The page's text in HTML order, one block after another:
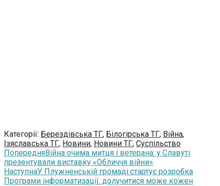
Категорії: Берездівська ТГ, Білогірська ТГ, Війна,
Ізяславська ТГ, Новини, Новини ТГ, Суспільство
ПопередняВійна очима митця і ветерана: у Славуті
презентували виставку «Обличчя війни»
НаступнаУ Плужненській громаді стартує розробка
Програми інформатизації: долучитися може кожен